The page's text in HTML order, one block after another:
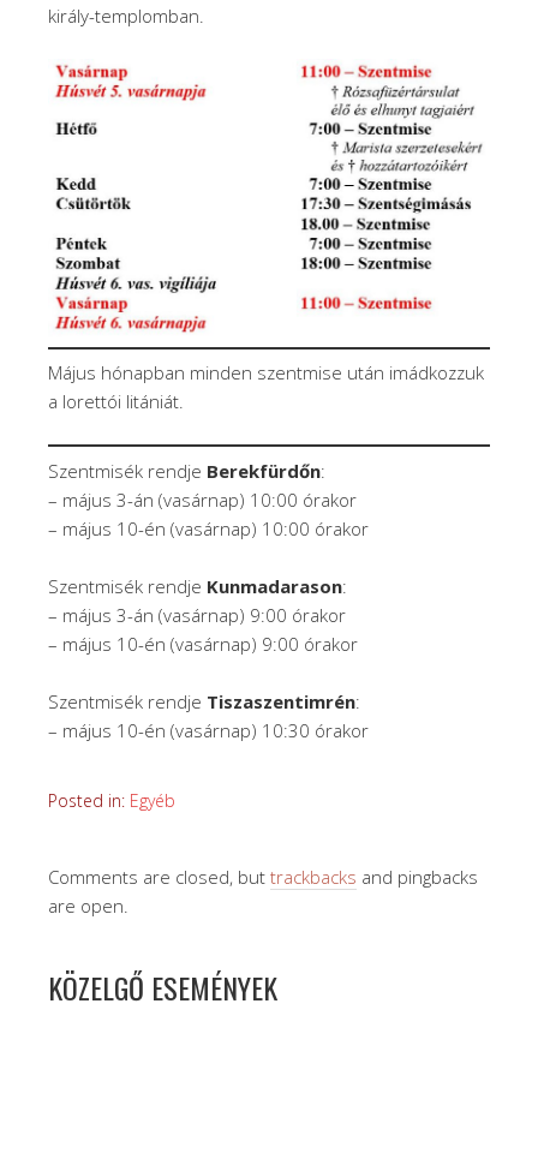
király-templomban.
Május hónapban minden szentmise után imádkozzuk
a lorettói litániát.
Szentmisék rendje Berekfürdőn:
– május 3-án (vasárnap) 10:00 órakor
– május 10-én (vasárnap) 10:00 órakor
Szentmisék rendje Kunmadarason:
– május 3-án (vasárnap) 9:00 órakor
– május 10-én (vasárnap) 9:00 órakor
Szentmisék rendje Tiszaszentimrén:
– május 10-én (vasárnap) 10:30 órakor
Posted in: Egyéb
Comments are closed, but trackbacks and pingbacks
are open.
KÖZELGŐ ESEMÉNYEK